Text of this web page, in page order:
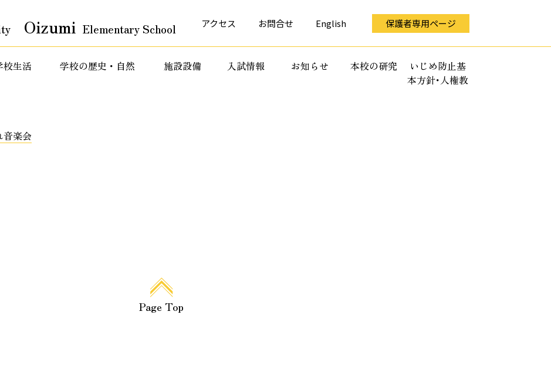
Oizumi Elementary School アクセス お問合せ English 保護者専用ページ
校生活 学校の歴史・自然 施設設備 入試情報 お知らせ 本校の研究
いじめ防止基
本方針･人権教
音楽会
Page Top